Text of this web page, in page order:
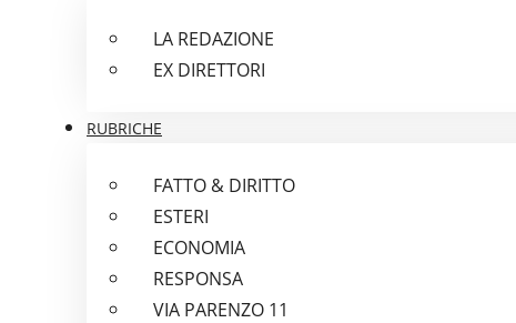
LA REDAZIONE
EX DIRETTORI
RUBRICHE
FATTO & DIRITTO
ESTERI
ECONOMIA
RESPONSA
VIA PARENZO 11